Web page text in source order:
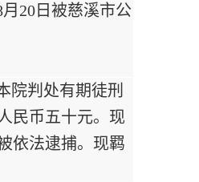
20日被慈溪市公
院判处有期徒刑
民币五十元。现
依法逮捕。现羁